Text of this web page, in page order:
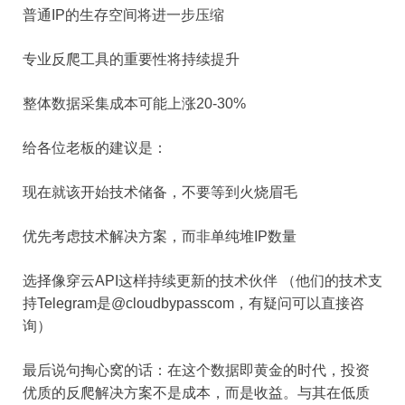
普通IP的生存空间将进一步压缩
专业反爬工具的重要性将持续提升
整体数据采集成本可能上涨20-30%
给各位老板的建议是：
现在就该开始技术储备，不要等到火烧眉毛
优先考虑技术解决方案，而非单纯堆IP数量
选择像穿云API这样持续更新的技术伙伴 （他们的技术支
持Telegram是@cloudbypasscom，有疑问可以直接咨
询）
最后说句掏心窝的话：在这个数据即黄金的时代，投资
优质的反爬解决方案不是成本，而是收益。与其在低质